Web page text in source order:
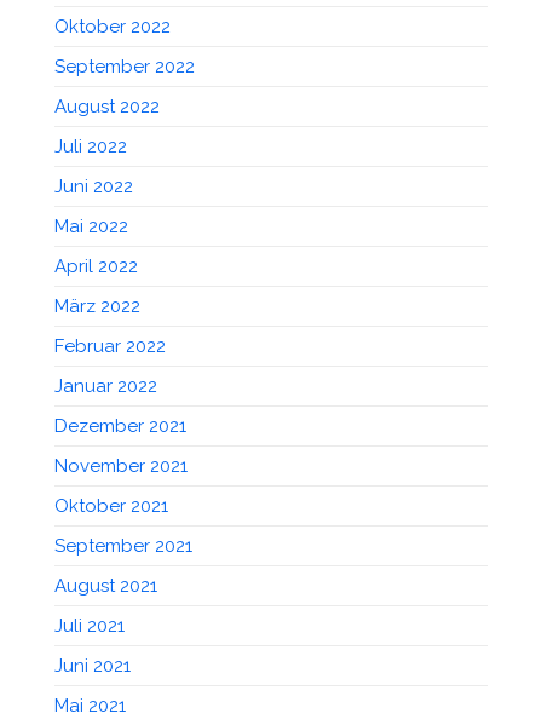
Oktober 2022
September 2022
August 2022
Juli 2022
Juni 2022
Mai 2022
April 2022
März 2022
Februar 2022
Januar 2022
Dezember 2021
November 2021
Oktober 2021
September 2021
August 2021
Juli 2021
Juni 2021
Mai 2021